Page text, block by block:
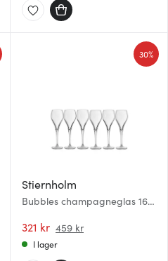
Stiernholm
Bubbles champagneglas 16
321 kr 459 kr
30%
I lager